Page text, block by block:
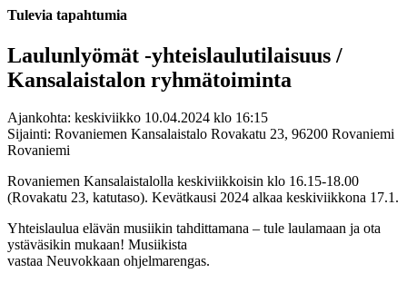
Tulevia tapahtumia
Laulunlyömät -yhteislaulutilaisuus /
Kansalaistalon ryhmätoiminta
Ajankohta: keskiviikko 10.04.2024 klo 16:15
Sijainti: Rovaniemen Kansalaistalo Rovakatu 23, 96200 Rovaniemi
Rovaniemi
Rovaniemen Kansalaistalolla keskiviikkoisin klo 16.15-18.00
(Rovakatu 23, katutaso). Kevätkausi 2024 alkaa keskiviikkona 17.1.
Yhteislaulua elävän musiikin tahdittamana – tule laulamaan ja ota
ystäväsikin mukaan! Musiikista
vastaa Neuvokkaan ohjelmarengas.